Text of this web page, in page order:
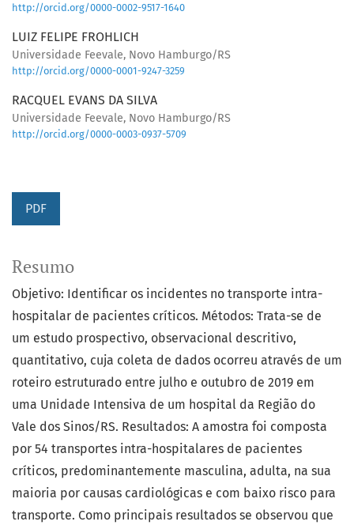
http://orcid.org/0000-0002-9517-1640
LUIZ FELIPE FROHLICH
Universidade Feevale, Novo Hamburgo/RS
http://orcid.org/0000-0001-9247-3259
RACQUEL EVANS DA SILVA
Universidade Feevale, Novo Hamburgo/RS
http://orcid.org/0000-0003-0937-5709
PDF
Resumo
Objetivo: Identificar os incidentes no transporte intra-
hospitalar de pacientes críticos. Métodos: Trata-se de
um estudo prospectivo, observacional descritivo,
quantitativo, cuja coleta de dados ocorreu através de um
roteiro estruturado entre julho e outubro de 2019 em
uma Unidade Intensiva de um hospital da Região do
Vale dos Sinos/RS. Resultados: A amostra foi composta
por 54 transportes intra-hospitalares de pacientes
críticos, predominantemente masculina, adulta, na sua
maioria por causas cardiológicas e com baixo risco para
transporte. Como principais resultados se observou que